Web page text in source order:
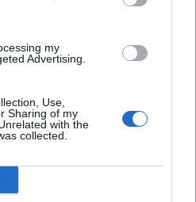
my
Advertising.
Use,
Sharing of my
with the
collected.
X